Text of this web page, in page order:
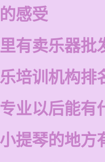
感受
有卖乐器批
培训机构排
业以后能有
提琴的地方